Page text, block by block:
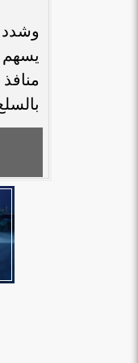
وشدد
يسهم